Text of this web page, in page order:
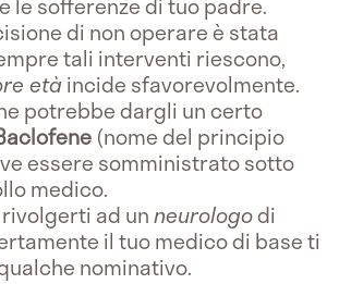
di non operare è stata
tali interventi riescono,
etàincide sfavorevolmente.
potrebbe dargli un certo
(nome del principio
essere somministrato sotto
medico.
ad unneurologodi
il tuo medico di base ti
nominativo.